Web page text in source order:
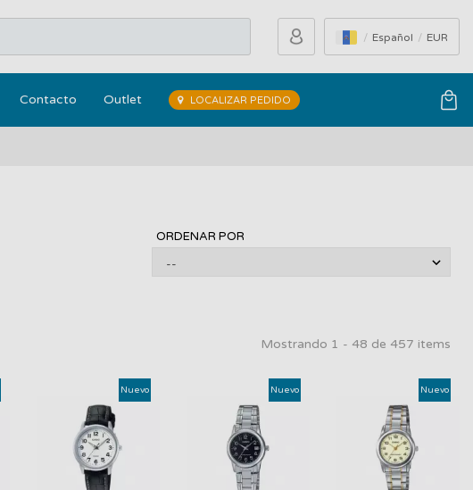
Español EUR
Contacto Outlet LOCALIZAR PEDIDO
ORDENAR POR
Mostrando 1 - 48 de 457 items
Nuevo Nuevo Nuevo